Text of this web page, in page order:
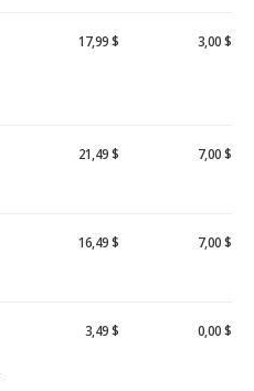
17,99 $ 3,00 $
21,49 $ 7,00 $
16,49 $ 7,00 $
3,49 $ 0,00 $